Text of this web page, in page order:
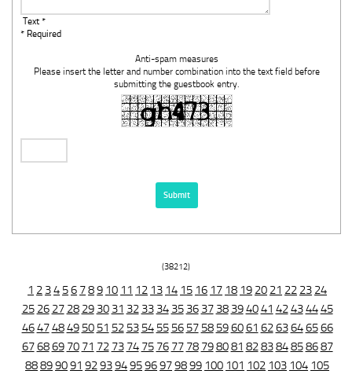
Text *
* Required
Anti-spam measures
Please insert the letter and number combination into the text field before
submitting the guestbook entry.
(38212)
1 2 34 56 789 10 11 12 13 14 15 16 17 18 19 20 21 22 23 24
25 26 27 28 29 30 31 32 33 34 35 36 37 38 394041 42434445
46474849 50 51 52 53 54 55 56 57 58 596061 6263646566
676869 70 71 72 73 74 75 76 77 78 798081 828384858687
88899091 9293949596979899 100 101 102 103 104 105